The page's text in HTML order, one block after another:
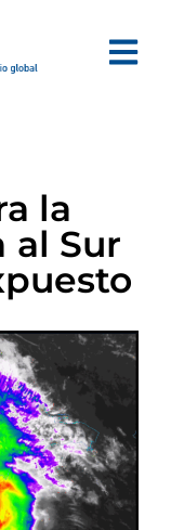
la
al Sur